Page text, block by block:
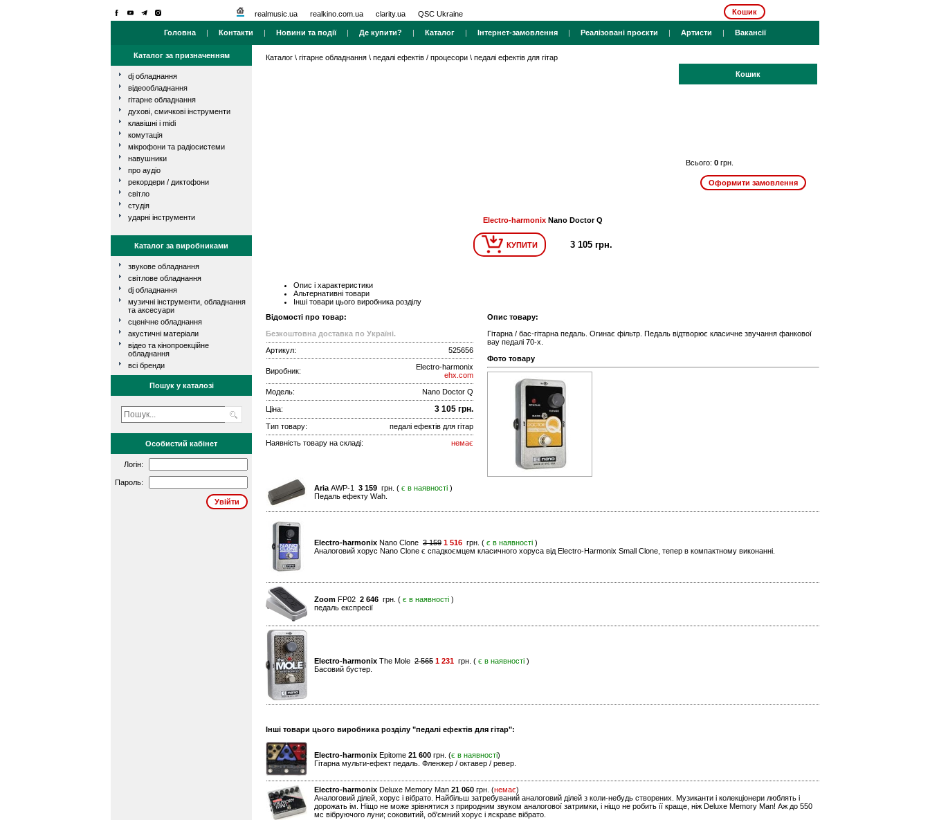
realmusic.ua realkino.com.ua clarity.ua QSC Ukraine Кошик
Головна | Контакти | Новини та події| Де купити? | Каталог | Інтернет-замовлення | Реалізовані проєкти | Артисти | Вакансії
Каталог за призначенням
dj обладнання
відеообладнання
гітарне обладнання
духові, смичкові інструменти
клавішні і midi
комутація
мікрофони та радіосистеми
навушники
про аудіо
рекордери / диктофони
світло
студія
ударні інструменти
Каталог за виробниками
звукове обладнання
світлове обладнання
dj обладнання
музичні інструменти, обладнання
та аксесуари
сценічне обладнання
акустичні матеріали
відео та кінопроекційне
обладнання
всі бренди
Пошук у каталозі
Особистий кабінет
Логін:
Пароль:
Каталог \ гітарне обладнання \ педалі ефектів / процесори \ педалі ефектів для гітар
Кошик
Всього: 0 грн.
Electro-harmonixNano Doctor Q
КУПИТИ 3 105 грн.
Опис і характеристики
Альтернативні товари
Інші товари цього виробника розділу
Відомості про товар:
Безкоштовна доставка по Україні.
Артикул:
525656
Виробник:
Electro-harmonix
ehx.com
Модель:
Nano Doctor Q
Ціна: 3 105 грн.
Тип товару:
педалі ефектів для гітар
Наявність товару на складі:
немає
Опис товару:
Гітарна / бас-гітарна педаль. Огинає фільтр. Педаль відтворює класичне звучання фанкової
вау педалі 70-х.
Фото товару
Aria AWP-1 3 159 грн. ( є в наявності )
Педаль ефекту Wah.
Electro-harmonix Nano Clone 3 159 1 516 грн. ( є в наявності )
Аналоговий хорус Nano Clone є спадкоємцем класичного хоруса від Electro-Harmonix Small Clone, тепер в компактному виконанні.
Zoom FP02 2 646 грн. ( є в наявності )
педаль експресії
Electro-harmonix The Mole 2 565 1 231 грн. ( є в наявності )
Басовий бустер.
Інші товари цього виробника розділу "педалі ефектів для гітар":
Electro-harmonix Epitome 21 600 грн. (є в наявності)
Гітарна мульти-ефект педаль. Фленжер / октавер / ревер.
Electro-harmonix Deluxe Memory Man 21 060 грн. (немає)
Аналоговий ділей, хорус і вібрато. Найбільш затребуваний аналоговий ділей з коли-небудь створених. Музиканти і колекціонери люблять і
дорожать ім. Ніщо не може зрівнятися з природним звуком аналогової затримки, і ніщо не робить її краще, ніж Deluxe Memory Man! Аж до 550
мс вібруючого луни; соковитий, об'ємний хорус і яскраве вібрато.